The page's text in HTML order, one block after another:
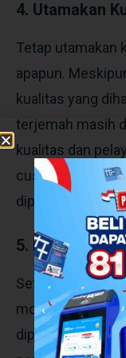
4. Utamakan
Tetap utamakan
apapun.
kualitas yang
terjemah masih
kualitas dan
customer dan
dipertimbangkan.
5. Pemasaran
Setelah
modal dan skill,
dipikirkan agar